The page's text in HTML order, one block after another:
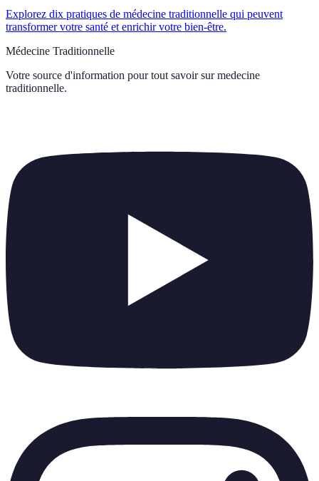
Explorez dix pratiques de médecine traditionnelle qui peuvent
transformer votre santé et enrichir votre bien-être.
Médecine Traditionnelle
Votre source d'information pour tout savoir sur medecine
traditionnelle.